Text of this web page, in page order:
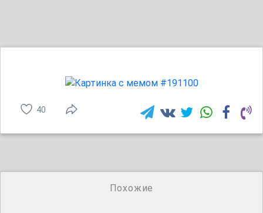
40
Похожие